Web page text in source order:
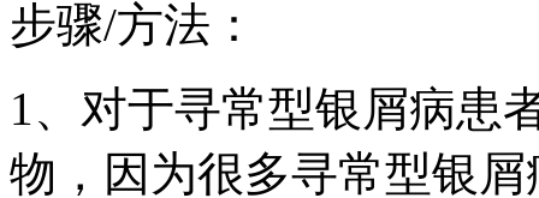
步骤/方法：
1、对于寻常型银屑病患
物，因为很多寻常型银